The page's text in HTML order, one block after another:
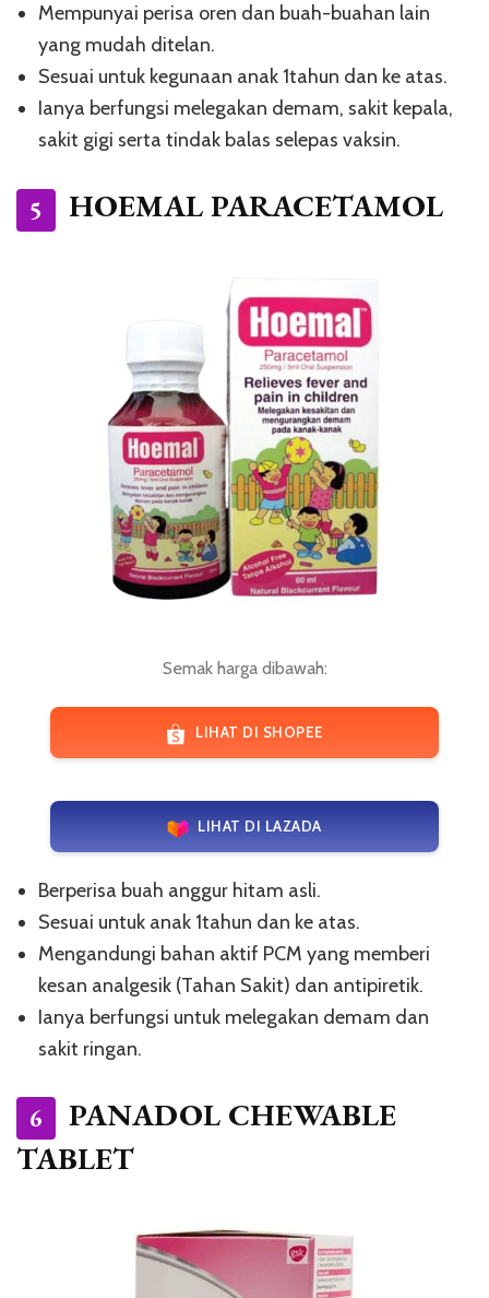
Mempunyai perisa oren dan buah-buahan lain
yang mudah ditelan.
Sesuai untuk kegunaan anak 1tahun dan ke atas.
Ianya berfungsi melegakan demam, sakit kepala,
sakit gigi serta tindak balas selepas vaksin.
5 HOEMAL PARACETAMOL
Semak harga dibawah:
LIHAT DI SHOPEE
LIHAT DI LAZADA
Berperisa buah anggur hitam asli.
Sesuai untuk anak 1tahun dan ke atas.
Mengandungi bahan aktif PCM yang memberi
kesan analgesik (Tahan Sakit) dan antipiretik.
Ianya berfungsi untuk melegakan demam dan
sakit ringan.
6
PANADOL CHEWABLE
TABLET